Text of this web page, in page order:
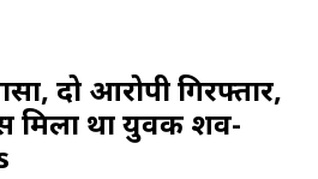
दो आरोपी गिरफ्तार,
मिला था युवक शव-